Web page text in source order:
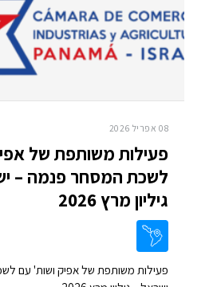
08 אפריל 2026
פעילות משותפת של
לשכת המסחר פנמה –
גיליון מרץ 2026
פעילות משותפת של אפיק ושות' עם